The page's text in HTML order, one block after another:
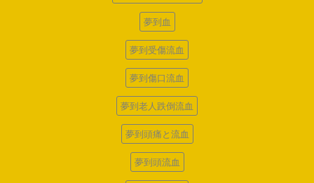
夢到血
夢到受傷流血
夢到傷口流血
夢到老人跌倒流血
夢到頭痛と流血
夢到頭流血